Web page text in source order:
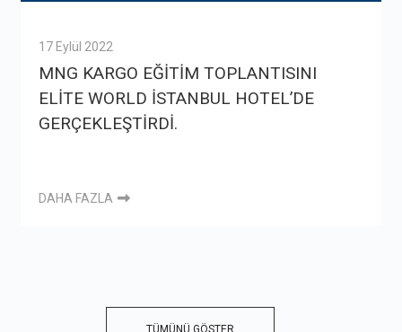
17 Eylül 2022
MNG KARGO EĞİTİM TOPLANTISINI
ELİTE WORLD İSTANBUL HOTEL’DE
GERÇEKLEŞTİRDİ.
DAHA FAZLA
TÜMÜNÜ GÖSTER